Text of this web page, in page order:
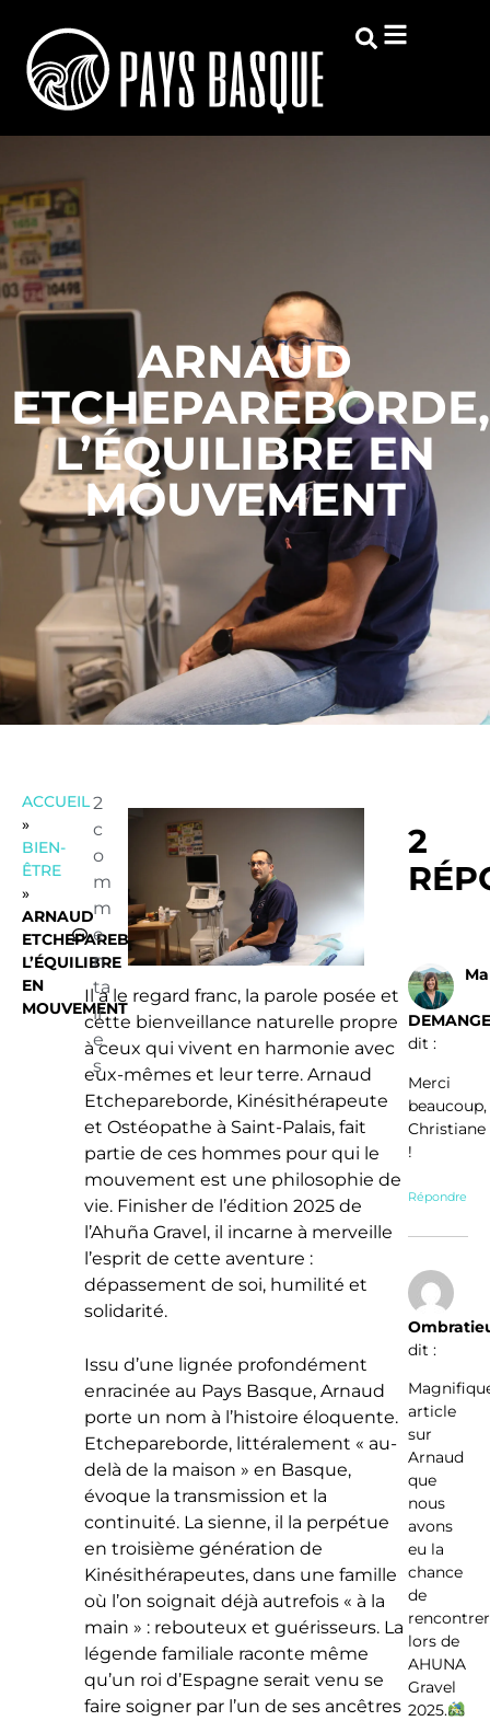
ARNAUD
ETCHEPAREBORDE,
L’ÉQUILIBRE EN
MOUVEMENT
ACCUEIL
»
BIEN-
ÊTRE
»
ARNAUD
ETCHEPAREBORDE,
L’ÉQUILIBRE
EN
MOUVEMENT
2
c
o
m
m
e
n
ta
ir
e
s
Il a le regard franc, la parole posée et
cette bienveillance naturelle propre
à ceux qui vivent en harmonie avec
eux-mêmes et leur terre. Arnaud
Etchepareborde, Kinésithérapeute
et Ostéopathe à Saint-Palais, fait
partie de ces hommes pour qui le
mouvement est une philosophie de
vie. Finisher de l’édition 2025 de
l’Ahuña Gravel, il incarne à merveille
l’esprit de cette aventure :
dépassement de soi, humilité et
solidarité.
Issu d’une lignée profondément
enracinée au Pays Basque, Arnaud
porte un nom à l’histoire éloquente.
Etchepareborde, littéralement « au-
delà de la maison » en Basque,
évoque la transmission et la
continuité. La sienne, il la perpétue
en troisième génération de
Kinésithérapeutes, dans une famille
où l’on soignait déjà autrefois « à la
main » : rebouteux et guérisseurs. La
légende familiale raconte même
qu’un roi d’Espagne serait venu se
faire soigner par l’un de ses ancêtres
2
dit :
Merci
beaucoup,
Christiane
!
Répondre
dit :
article
sur
Arnaud
que
nous
avons
eu la
chance
de
rencontrer
lors de
AHUNA
Gravel
2025.